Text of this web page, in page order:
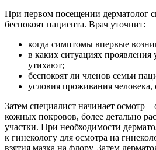
При первом посещении дерматолог
беспокоят пациента. Врач уточнит:
когда симптомы впервые
в каких ситуациях проявления
утихают;
беспокоят ли членов семьи
условия проживания
Затем специалист начинает осмотр –
кожных покровов, более детально
участки. При необходимости
к гинекологу для осмотра на
взятия мазка на флору. Затем